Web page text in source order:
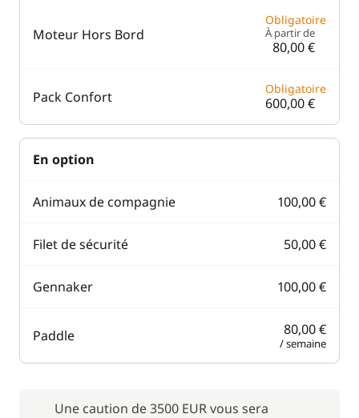
Moteur Hors Bord
Obligatoire
À partir de
80,00 €
Pack Confort Obligatoire
600,00 €
En option
Animaux de compagnie 100,00 €
Filet de sécurité 50,00 €
Gennaker 100,00 €
Paddle 80,00 €
/ semaine
Une caution de 3500 EUR vous sera